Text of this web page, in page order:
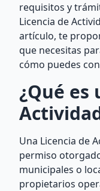
requisitos y
Licencia de
artículo, te
que necesitas
cómo puedes
¿Qué es
Una Licencia de
permiso
municipales o
propietarios